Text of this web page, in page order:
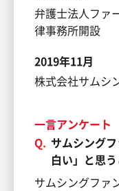
弁護士法人ファ
律事務所開設
2019年11月
株式会社サムシ
一言アンケート
Q. サムシング
白い」と思う
サムシングファ